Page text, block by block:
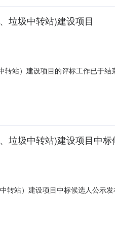
垃圾中转站)建设项目
站）建设项目的评标工作已于
建设有限公司张志斌00110920
垃圾中转站)建设项目中
站）建设项目中标候选人公示
评标工作已经结束，本项目采用